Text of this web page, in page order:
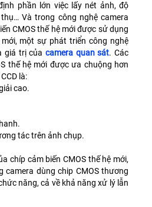
phần lớn việc lấy nét ảnh, độ
Và trong công nghệ camera
CMOS thế hệ mới được sử dụng
một sự phát triển công nghệ
giá trị của camera quan sát. Các
thế hệ mới được ưa chuộng hơn
là:
cao.
tác trên ảnh chụp.
chíp cảm biến CMOS thế hệ mới,
camera dùng chip CMOS thương
năng, cả về khả năng xử lý lẫn